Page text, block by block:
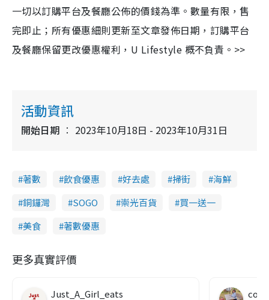
一切以訂購平台及餐廳公佈的價錢為準。數量有限，售
完即止；所有優惠細則更新至文章發佈日期，訂購平台
及餐廳保留更改優惠權利，U Lifestyle 概不負責。>>
活動資訊
開始日期 2023年10月18日 - 2023年10月31日
著數 飲食優惠 好去處 掃街
海鮮
銅鑼灣
SOGO 崇光百貨
買一送一
美食
著數優惠
更多真實評價
Just_A_Girl_eats co